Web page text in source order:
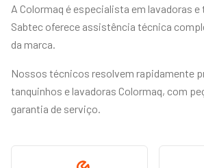
A Colormaq é especialista em lavadoras e
Sabtec oferece assistência técnica
da marca.
Nossos técnicos resolvem rapidamente
tanquinhos e lavadoras Colormaq, com
garantia de serviço.